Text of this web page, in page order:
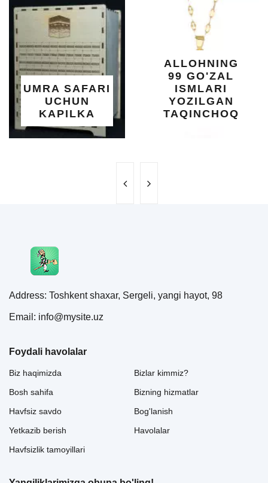
ALLOHNING
99 GO'ZAL
ISMLARI
TAQINCHOQ
Address: Toshkent shaxar, Sergeli, yangi hayot, 98
Email: info@mysite.uz
Foydali havolalar
Biz haqimizda
Bosh sahifa
Havfsiz savdo
Yetkazib berish
Havfsizlik tamoyillari
Bizlar kimmiz?
Bizning hizmatlar
Bog'lanish
Havolalar